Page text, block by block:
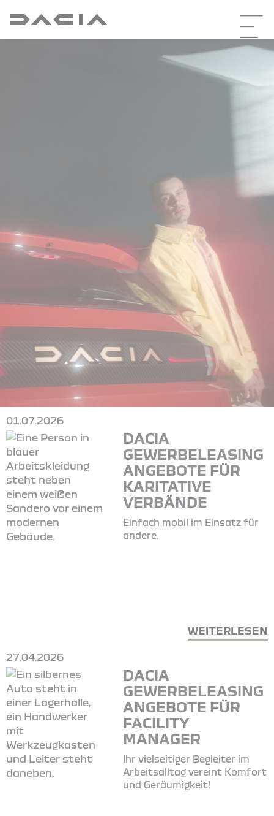
01.07.2026
DACIA
GEWERBELEASING
ANGEBOTE FÜR
KARITATIVE
VERBÄNDE
Einfach mobil im Einsatz für
andere.
WEITERLESEN
27.04.2026
DACIA
GEWERBELEASING
ANGEBOTE FÜR
FACILITY
MANAGER
Ihr vielseitiger Begleiter im
Arbeitsalltag vereint Komfort
und Geräumigkeit!